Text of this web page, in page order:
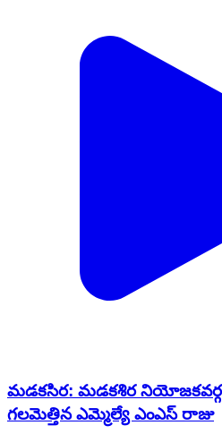
మడకసిర: మడకశిర
గలమెత్తిన ఎమ్మెల్యే ఎంఎస్ రాజు